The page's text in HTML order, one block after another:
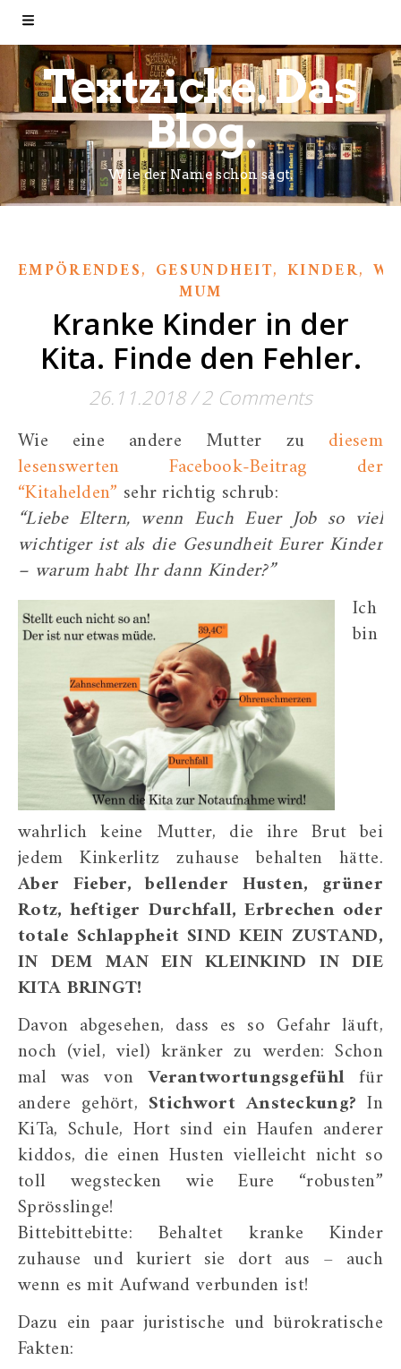
Textzicke. Das
Blog.
Wie der Name schon sagt.
EMPÖRENDES, GESUNDHEIT, KINDER,
MUM
Kranke Kinder in der
Kita. Finde den Fehler.
26.11.2018/ 2 Comments
Wie eine andere Mutter zu diesem
lesenswerten Facebook-Beitrag der
“Kitahelden” sehr richtig schrub:
“Liebe Eltern, wenn Euch Euer Job so viel
wichtiger ist als die Gesundheit Eurer Kinder
– warum habt Ihr dann Kinder?”
Ich
bin
wahrlich keine Mutter, die ihre Brut bei
jedem Kinkerlitz zuhause behalten hätte.
Aber Fieber, bellender Husten, grüner
Rotz, heftiger Durchfall, Erbrechen oder
totale Schlappheit SIND KEIN ZUSTAND,
IN DEM MAN EIN KLEINKIND IN DIE
KITA BRINGT!
Davon abgesehen, dass es so Gefahr läuft,
noch (viel, viel) kränker zu werden: Schon
mal was vonVerantwortungsgefühl für
andere gehört, Stichwort Ansteckung?In
KiTa, Schule, Hort sind ein Haufen anderer
kiddos, die einen Husten vielleicht nicht so
toll wegstecken wie Eure “robusten”
Sprösslinge!
Bittebittebitte: Behaltet kranke Kinder
zuhause und kuriert sie dort aus – auch
wenn es mit Aufwand verbunden ist!
Dazu ein paar juristische und bürokratische
Fakten: